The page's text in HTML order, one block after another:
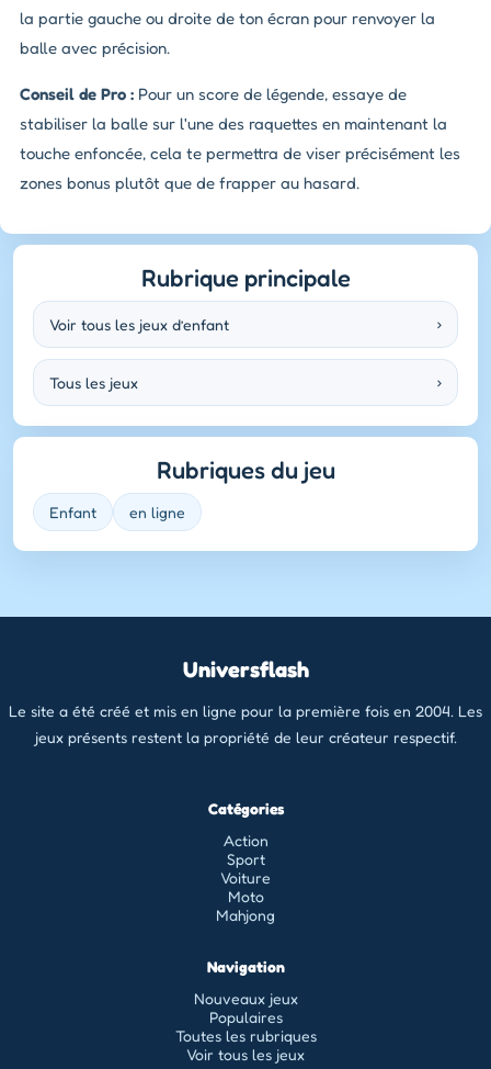
la partie gauche ou droite de ton écran pour renvoyer la
balle avec précision.
Conseil de Pro : Pour un score de légende, essaye de
stabiliser la balle sur l'une des raquettes en maintenant la
touche enfoncée, cela te permettra de viser précisément les
zones bonus plutôt que de frapper au hasard.
Rubrique principale
Voir tous les jeux d’enfant ›
Tous les jeux ›
Rubriques du jeu
Enfant en ligne
Universflash
Le site a été créé et mis en ligne pour la première fois en 2004. Les
jeux présents restent la propriété de leur créateur respectif.
Catégories
Action
Sport
Voiture
Moto
Mahjong
Navigation
Nouveaux jeux
Populaires
Toutes les rubriques
Voir tous les jeux